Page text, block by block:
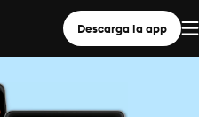
Descarga la app